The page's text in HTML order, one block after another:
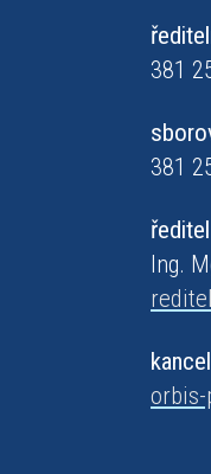
381
381
ředitel
Ing.
orbis-